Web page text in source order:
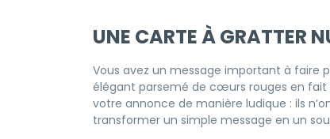
UNE CARTE À GRATTER
Vous avez un message important à faire
élégant parsemé de cœurs rouges en
votre annonce de manière ludique : ils
transformer un simple message en un